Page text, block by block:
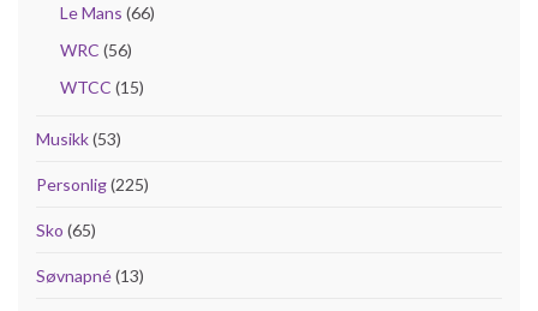
Le Mans (66)
WRC (56)
WTCC (15)
Musikk(53)
Personlig(225)
Sko (65)
Søvnapné(13)